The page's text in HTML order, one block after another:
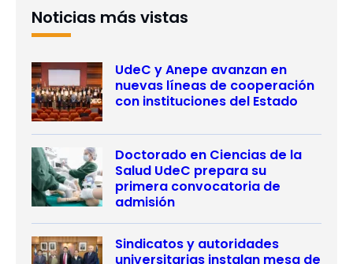
Noticias más vistas
UdeC y Anepe avanzan en
nuevas líneas de cooperación
con instituciones del Estado
Doctorado en Ciencias de la
Salud UdeC prepara su
primera convocatoria de
admisión
Sindicatos y autoridades
universitarias instalan mesa de